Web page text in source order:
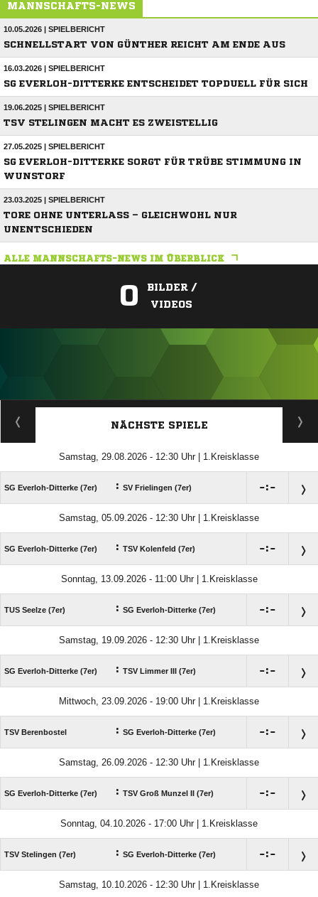
MANNSCHAFTS-NEWS
10.05.2026 | SPIELBERICHT
SCHNELLSTART VON GÜNTHER REICHT AM ENDE AUS
16.03.2026 | SPIELBERICHT
SG EVERLOH-DITTERKE ENTSCHEIDET TOPDUELL FÜR SICH
19.06.2025 | SPIELBERICHT
TSV STELINGEN MACHT ES ZWEISTELLIG
27.05.2025 | SPIELBERICHT
SG EVERLOH-DITTERKE SORGT FÜR TRÜBE STIMMUNG IN
WUNSTORF
23.03.2025 | SPIELBERICHT
TORE OHNE UNTERLASS – GLEICHWOHL NUR
UNENTSCHIEDEN
ALLE MANNSCHAFTS-NEWS IM ÜBERBLICK
0
BILDER /
VIDEOS
ANZEIGE
NÄCHSTE SPIELE
Samstag, 29.08.2026 - 12:30 Uhr | 1.Kreisklasse
SG Everloh-Ditterke (7er) : SV Frielingen (7er) :
Samstag, 05.09.2026 - 12:30 Uhr | 1.Kreisklasse
SG Everloh-Ditterke (7er) : TSV Kolenfeld (7er) :
Sonntag, 13.09.2026 - 11:00 Uhr | 1.Kreisklasse
TUS Seelze (7er) : SG Everloh-Ditterke (7er) :
Samstag, 19.09.2026 - 12:30 Uhr | 1.Kreisklasse
SG Everloh-Ditterke (7er) : TSV Limmer III (7er) :
Mittwoch, 23.09.2026 - 19:00 Uhr | 1.Kreisklasse
TSV Berenbostel : SG Everloh-Ditterke (7er) :
Samstag, 26.09.2026 - 12:30 Uhr | 1.Kreisklasse
SG Everloh-Ditterke (7er) : TSV Groß Munzel II (7er) :
Sonntag, 04.10.2026 - 17:00 Uhr | 1.Kreisklasse
TSV Stelingen (7er) : SG Everloh-Ditterke (7er) :
Samstag, 10.10.2026 - 12:30 Uhr | 1.Kreisklasse